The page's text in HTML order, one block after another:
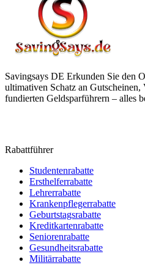
Savingsays DE Erkunden Sie den
ultimativen Schatz an Gutscheinen,
fundierten Geldsparführern – alles
Rabattführer
Studentenrabatte
Ersthelferrabatte
Lehrerrabatte
Krankenpflegerrabatte
Geburtstagsrabatte
Kreditkartenrabatte
Seniorenrabatte
Gesundheitsrabatte
Militärrabatte